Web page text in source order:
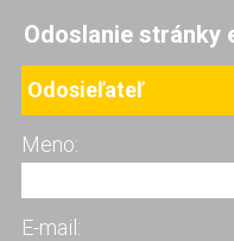
Odoslanie stránky
Odosieľateľ
Meno:
E-mail: